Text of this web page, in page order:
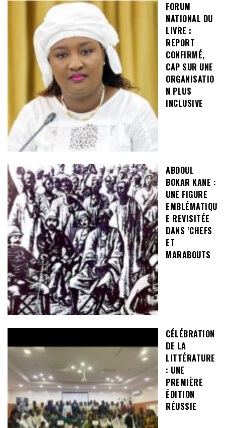
FORUM
NATIONAL DU
LIVRE :
REPORT
CONFIRMÉ,
CAP SUR UNE
ORGANISATIO
N PLUS
INCLUSIVE
ABDOUL
BOKAR KANE :
UNE FIGURE
EMBLÉMATIQU
E REVISITÉE
DANS ‘CHEFS
ET
MARABOUTS
CÉLÉBRATION
DE LA
LITTÉRATURE
: UNE
PREMIÈRE
ÉDITION
RÉUSSIE